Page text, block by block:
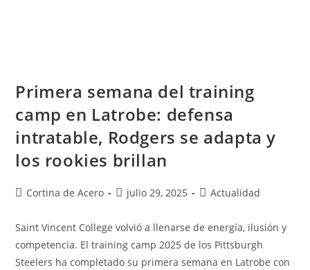
Primera semana del training
camp en Latrobe: defensa
intratable, Rodgers se adapta y
los rookies brillan
Cortina de Acero julio 29, 2025 Actualidad
Saint Vincent College volvió a llenarse de energía, ilusión y
competencia. El training camp 2025 de los Pittsburgh
Steelers ha completado su primera semana en Latrobe con